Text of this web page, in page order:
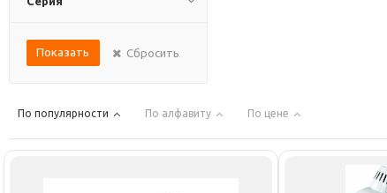
Показать Сбросить
По популярности По алфавиту По цене